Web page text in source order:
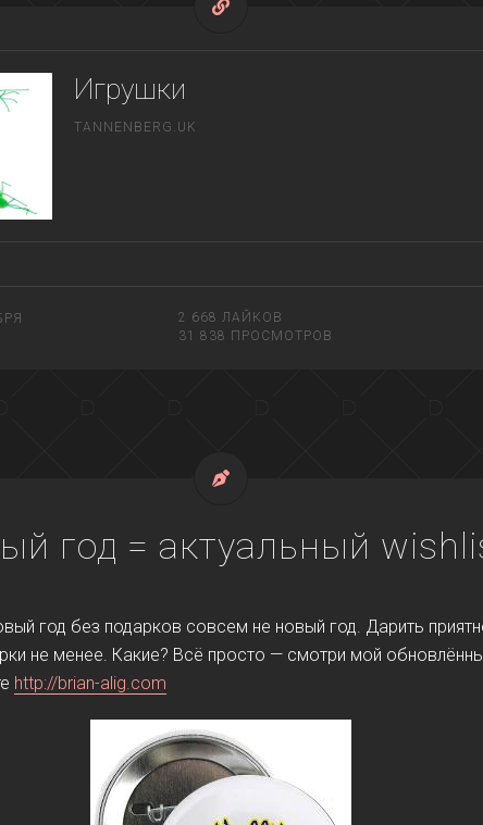
Игрушки
TANNENBERG.UK
2 668 ЛАЙКОВ
31 838 ПРОСМОТРОВ
год = актуальный
год без подарков совсем не новый год. Дарить
не менее. Какие? Всё просто — смотри мой
http://brian-alig.com